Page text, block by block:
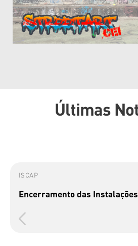
Últimas
ISCAP
Encerramento das Instalações